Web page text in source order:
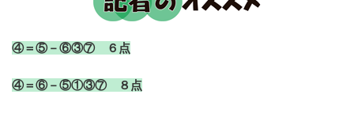
④＝⑤－⑥③⑦ ６点
④＝⑥－⑤①③⑦ ８点